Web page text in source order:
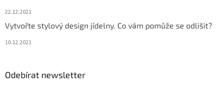
22.12.2021
Vytvořte stylový design jídelny. Co vám pomůže se odlišit?
10.12.2021
Odebírat newsletter